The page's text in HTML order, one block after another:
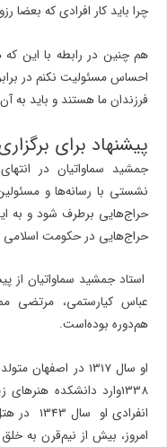
چرا باید کار افرادی که بعضا
هم چنین در رابطه با این
احساس مسئولیت نکنم در
فرزندان ما هستند و باید به آن
پیشنهاد برای
جمشید سماواتیان در
نشستی با رسانه‌ها و
حراج‌هایی برطرف شود و به
حراج‌هایی در حکومت
استاد جمشید سماواتیان از
عباس کیارستمی، مرتضی
هم‌دوره بوده‌است.
او سال 1317 در
1338وارد دانشکده
امروز، بیش از نیم‌قرن به